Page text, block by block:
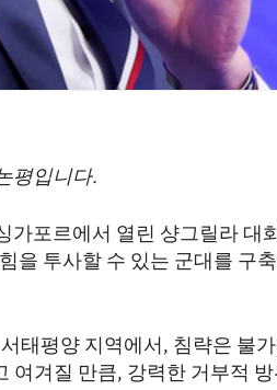
평입니다.
가포르에서 열린 샹그릴라 대
을 투사할 수 있는 군대를 구
태평양 지역에서, 침략은 불
여겨질 만큼, 강력한 거부적